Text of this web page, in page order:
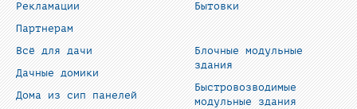
Рекламации
Партнерам
Бытовки
Всё для дачи
Дачные домики
Дома из сип панелей
Блочные модульные
здания
Быстровозводимые
модульные здания